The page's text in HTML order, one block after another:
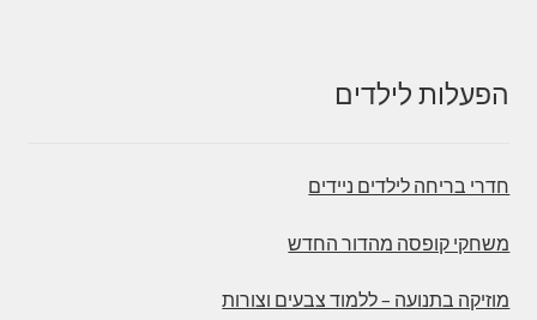
הפעלות לילדים
חדרי בריחה לילדים ניידים
משחקי קופסה מהדור החדש
מוזיקה בתנועה – ללמוד צבעים וצורות